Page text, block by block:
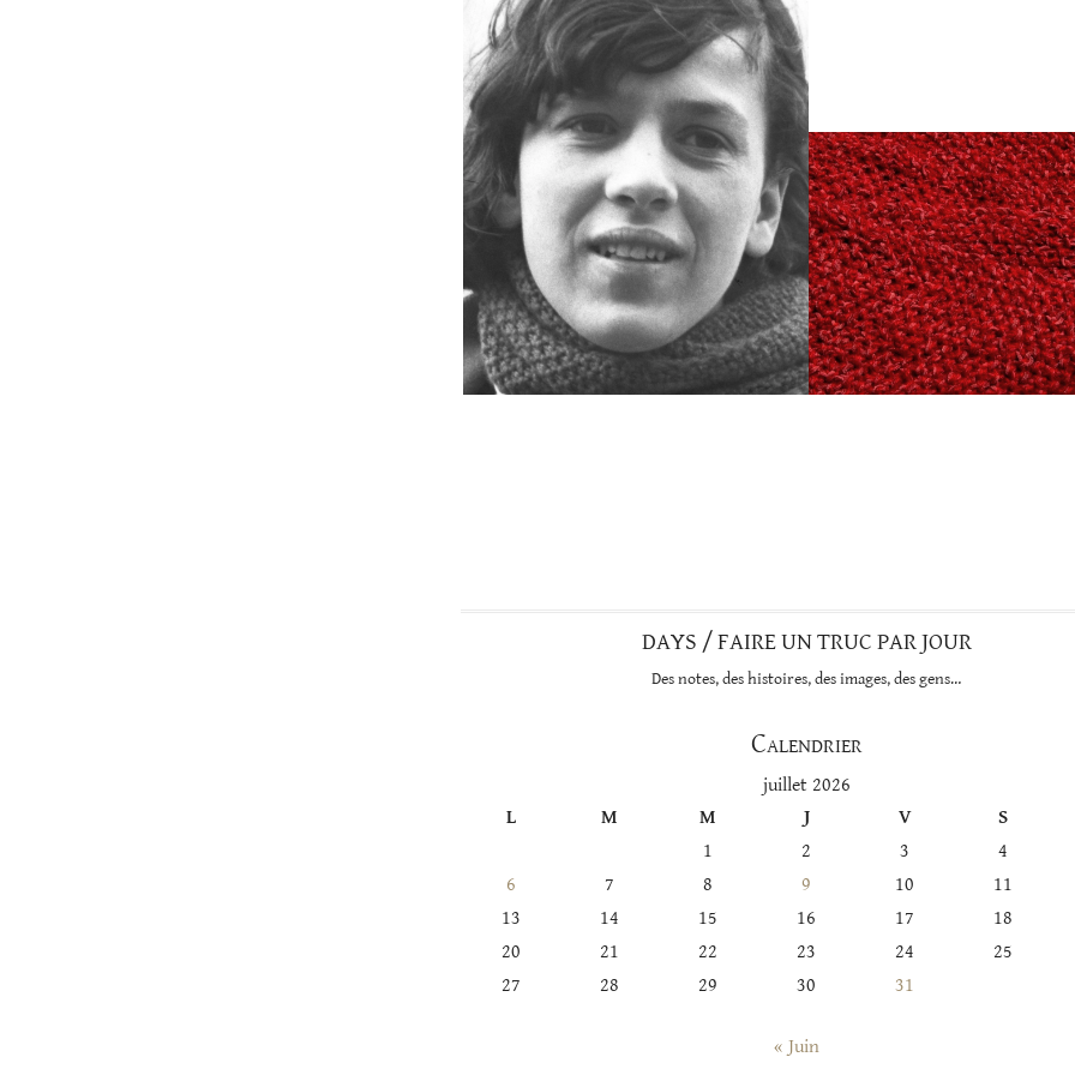
DAYS / FAIRE UN TRUC PAR JOUR
Des notes, des histoires, des images, des gens…
Calendrier
juillet 2026
L
M M J V S
1
2 3 4
6
7 8 9 10 11
13
14 15 16 17 18
20
21 22 23 24 25
27
28 29 30 31
« Juin